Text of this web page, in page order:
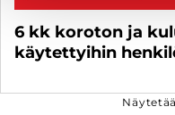
6 kk koroton ja
käytettyihin